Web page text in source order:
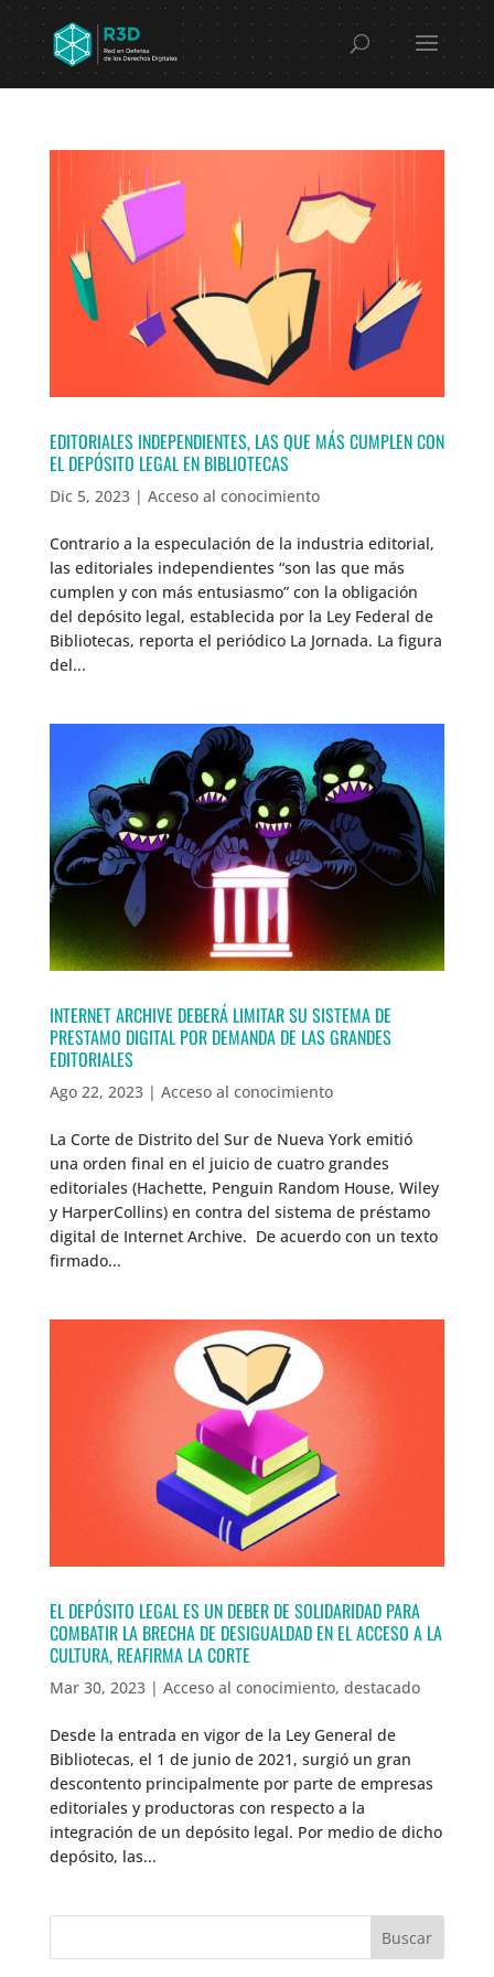
EDITORIALES INDEPENDIENTES, LAS QUE MÁS CUMPLEN CON
EL DEPÓSITO LEGAL EN BIBLIOTECAS
Dic 5, 2023| Acceso al conocimiento
Contrario a la especulación de la industria editorial,
las editoriales independientes “son las que más
cumplen y con más entusiasmo” con la obligación
del depósito legal, establecida por la Ley Federal de
Bibliotecas, reporta el periódico La Jornada. La figura
del...
INTERNET ARCHIVE DEBERÁ LIMITAR SU SISTEMA DE
PRESTAMO DIGITAL POR DEMANDA DE LAS GRANDES
EDITORIALES
Ago 22, 2023| Acceso al conocimiento
La Corte de Distrito del Sur de Nueva York emitió
una orden final en el juicio de cuatro grandes
editoriales (Hachette, Penguin Random House, Wiley
y HarperCollins) en contra del sistema de préstamo
digital de Internet Archive. De acuerdo con un texto
firmado...
EL DEPÓSITO LEGAL ES UN DEBER DE SOLIDARIDAD PARA
COMBATIR LA BRECHA DE DESIGUALDAD EN EL ACCESO A LA
CULTURA, REAFIRMA LA CORTE
Mar 30, 2023| Acceso al conocimiento, destacado
Desde la entrada en vigor de la Ley General de
Bibliotecas, el 1 de junio de 2021, surgió un gran
descontento principalmente por parte de empresas
editoriales y productoras con respecto a la
integración de un depósito legal. Por medio de dicho
depósito, las...